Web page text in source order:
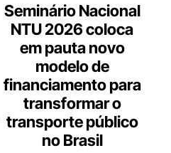
Seminário Nacional
NTU 2026 coloca
em pauta novo
modelo de
financiamento para
transformar o
transporte público
no Brasil